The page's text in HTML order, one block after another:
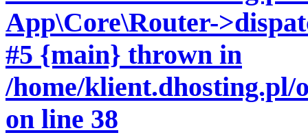
App\Core\Router-
#5 {main} thrown in
/home/
on line 38